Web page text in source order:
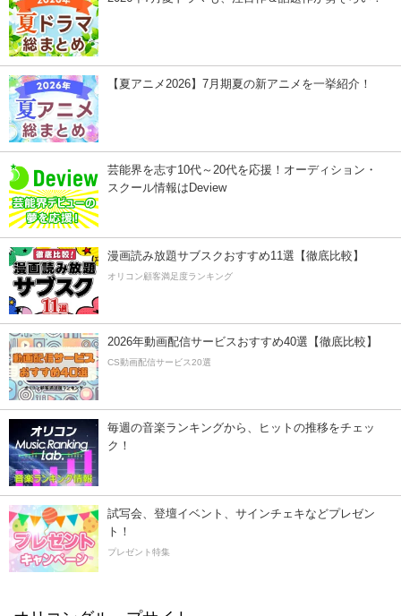
【夏アニメ2026】7月期夏の新アニメを一挙紹介！
芸能界を志す10代～20代を応援！オーディション・
スクール情報はDeview
漫画読み放題サブスクおすすめ11選【徹底比較】
オリコン顧客満足度ランキング
2026年動画配信サービスおすすめ40選【徹底比較】
CS動画配信サービス20選
毎週の音楽ランキングから、ヒットの推移をチェッ
ク！
試写会、登壇イベント、サインチェキなどプレゼン
ト！
プレゼント特集